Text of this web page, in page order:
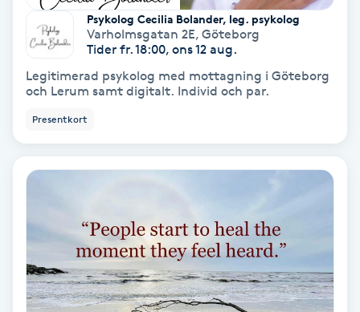
Singelfransar
Sjukgymnastik
Skalpmassage
Skinbooster
Skoinlägg
Skägg
Psykolog Cecilia Bolander, leg. psykolog
Varholmsgatan 2E, Göteborg
Tider fr. 18:00, ons 12 aug.
Legitimerad psykolog med mottagning i Göteborg
och Lerum samt digitalt. Individ och par.
Presentkort